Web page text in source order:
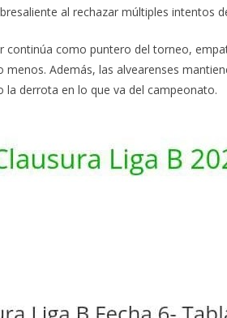
al rechazar múltiples intentos
continúa como puntero del torneo,
Además, las alvearenses
la derrota en lo que va del campeonato.